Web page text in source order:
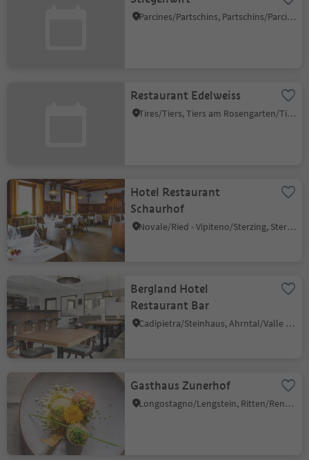
Parcines/Partschins, Partschins/Parcines, Meran/Merano and environs
Restaurant Edelweiss
Tires/Tiers, Tiers am Rosengarten/Tires al Catinaccio, Dolomites Region Seiser Alm
Hotel Restaurant
Schaurhof
Novale/Ried - Vipiteno/Sterzing, Sterzing/Vipiteno, Sterzing/Vipiteno and environs
Bergland Hotel
Restaurant Bar
Cadipietra/Steinhaus, Ahrntal/Valle Aurina, Ahrntal/Valle Aurina
Gasthaus Zunerhof
Longostagno/Lengstein, Ritten/Renon, Bolzano/Bozen and environs